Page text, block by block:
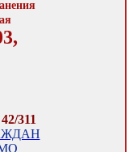
311